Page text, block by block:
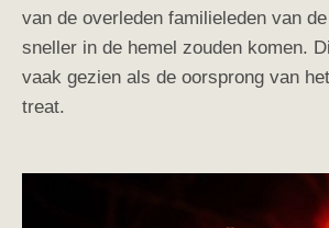
van de overleden familieleden van
sneller in de hemel zouden komen.
vaak gezien als de oorsprong van
treat.